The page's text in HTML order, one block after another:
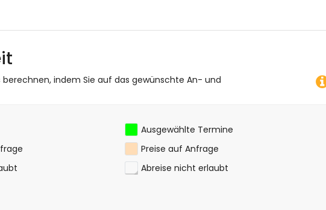
berechnen, indem Sie auf das gewünschte An- und
Ausgewählte Termine
Preise auf Anfrage
Abreise nicht erlaubt